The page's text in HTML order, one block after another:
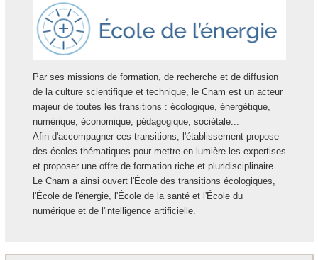
Par ses missions de formation, de recherche et de diffusion
de la culture scientifique et technique, le Cnam est un acteur
majeur de toutes les transitions : écologique, énergétique,
numérique, économique, pédagogique, sociétale...
Afin d'accompagner ces transitions, l'établissement propose
des écoles thématiques pour mettre en lumière les expertises
et proposer une offre de formation riche et pluridisciplinaire.
Le Cnam a ainsi ouvert l'École des transitions écologiques,
l'École de l'énergie, l'École de la santé et l'École du
numérique et de l'intelligence artificielle.